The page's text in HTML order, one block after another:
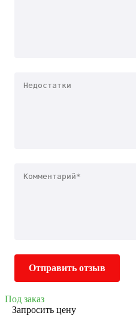
Отправить отзыв
Под заказ
Запросить цену